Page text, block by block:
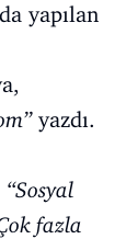
yapılan
yazdı.
“Sosyal
fazla